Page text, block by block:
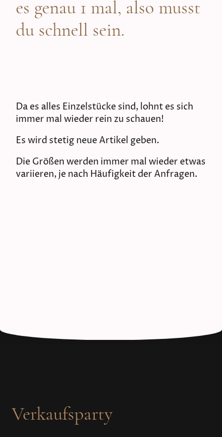
es genau 1 mal, also musst
du schnell sein.
Da es alles Einzelstücke sind, lohnt es sich
immer mal wieder rein zu schauen!
Es wird stetig neue Artikel geben.
Die Größen werden immer mal wieder etwas
variieren, je nach Häufigkeit der Anfragen.
Verkaufsparty